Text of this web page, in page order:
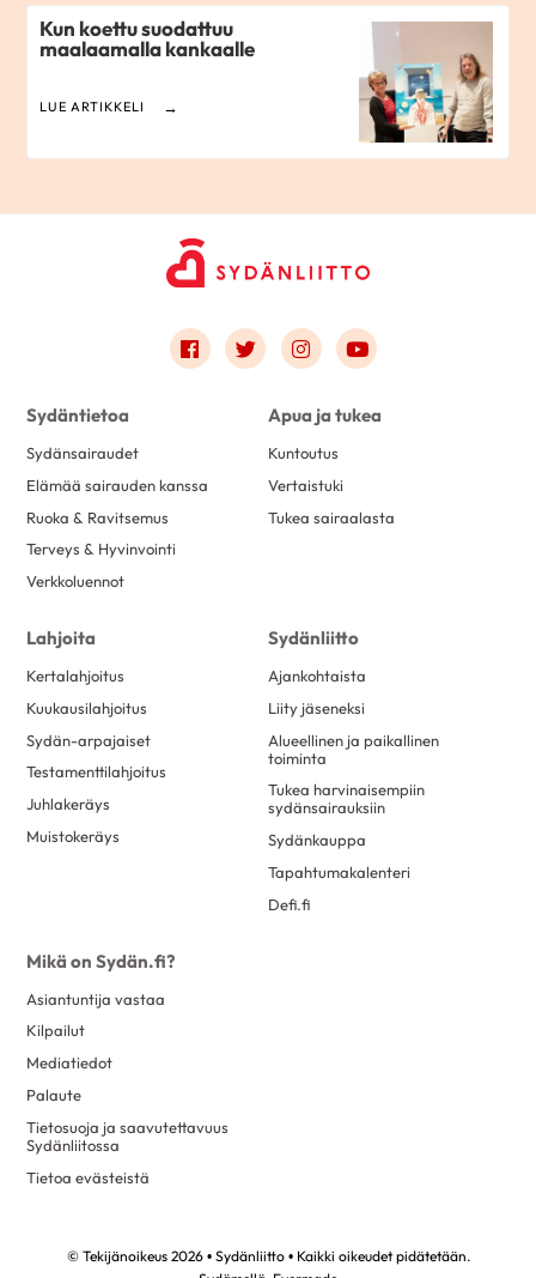
Kun koettu suodattuu
maalaamalla kankaalle
LUE ARTIKKELI
Link to facebook
Link to twitter
Link to instagram
Link to youtube
Sydäntietoa
Sydänsairaudet
Elämää sairauden kanssa
Ruoka & Ravitsemus
Terveys & Hyvinvointi
Verkkoluennot
Apua ja tukea
Kuntoutus
Vertaistuki
Tukea sairaalasta
Lahjoita
Kertalahjoitus
Kuukausilahjoitus
Sydän-arpajaiset
Testamenttilahjoitus
Juhlakeräys
Muistokeräys
Sydänliitto
Ajankohtaista
Liity jäseneksi
Alueellinen ja paikallinen
toiminta
Tukea harvinaisempiin
sydänsairauksiin
Sydänkauppa
Tapahtumakalenteri
Defi.fi
Mikä on Sydän.fi?
Asiantuntija vastaa
Kilpailut
Mediatiedot
Palaute
Tietosuoja ja saavutettavuus
Sydänliitossa
Tietoa evästeistä
© Tekijänoikeus 2026 • Sydänliitto • Kaikki oikeudet pidätetään.